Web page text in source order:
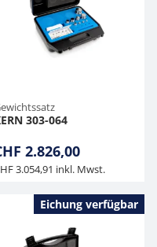
303-064
2.826,00
3.054,91 inkl. Mwst.
Eichung verfügbar